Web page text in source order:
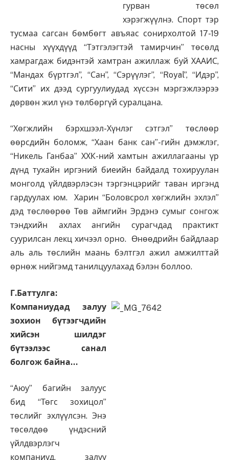
гурван төсөл
хэрэгжүүлнэ. Спорт тэр
тусмаа сагсан бөмбөгт авъяас сонирхолтой 17-19
насны хүүхдүүд “Тэтгэлэгтэй тамирчин” төсөлд
хамрагдаж бидэнтэй хамтран ажиллаж буй ХААИС,
“Мандах бүртгэл”, “Сан”, “Сэрүүлэг”, “Royal”, “Идэр”,
“Сити” их дээд сургуулиудад хүссэн мэргэжлээрээ
дөрвөн жил үнэ төлбөргүй суралцана.
“Хөгжлийн бэрхшээл-Хүнлэг сэтгэл” төслөөр
өөрсдийн боломж, “Хаан банк сан”-гийн дэмжлэг,
“Никель Ганбаа” ХХК-ний хамтын ажиллагааны үр
дүнд тухайн иргэний биеийн байдалд тохируулан
монголд үйлдвэрлэсэн тэргэнцэрийг таван иргэнд
гардуулах юм. Харин “Боловсрол хөгжлийн эхлэл”
дэд төслөөрөө Төв аймгийн Эрдэнэ сумыг сонгож
тэндхийн ахлах ангийн сурагчдад практикт
суурилсан лекц хичээл орно. Өнөөдрийн байдлаар
аль аль төслийн маань бэлтгэл ажил амжилттай
өрнөж нийгэмд танилцуулахад бэлэн боллоо.
Г.Баттулга:
Компаниудад залуу
зохион бүтээгчдийн
хийсэн шилдэг
бүтээлээс санал
болгож байна…
“Аюу” багийн залуус
бид “Төгс зохицол”
төслийг эхлүүлсэн. Энэ
төсөлдөө үндэсний
үйлдвэрлэгч
компаниуд, залуу